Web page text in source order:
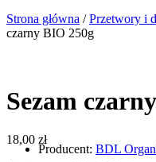
Strona główna /Przetwory i
czarny BIO 250g
Sezam
18,00 zł
Producent: BDL